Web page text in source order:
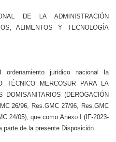
DE LA ADMINISTRACIÓN
ALIMENTOS Y TECNOLOGÍA
ordenamiento jurídico nacional la
TÉCNICO MERCOSUR PARA LA
DOMISANITARIOS (DEROGACIÓN
26/96, Res.GMC 27/96, Res.GMC
24/05), que como Anexo I (IF-2023-
parte de la presente Disposición.